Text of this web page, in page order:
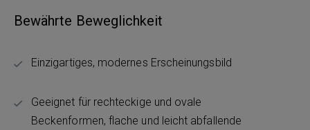
Bewährte Beweglichkeit
Einzigartiges, modernes Erscheinungsbild
Geeignet für rechteckige und ovale
Beckenformen, flache und leicht abfallende